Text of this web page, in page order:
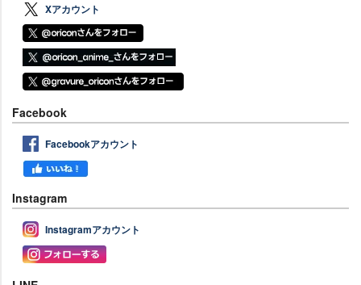
Xアカウント
Facebook
Facebookアカウント
Instagram
Instagramアカウント